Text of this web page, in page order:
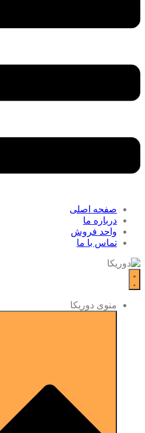
صفحه اصلی
درباره ما
واحد فروش
تماس با ما
منوی دوریکا